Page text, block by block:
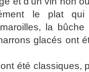
le plat
la
glacés ont
été classiques,